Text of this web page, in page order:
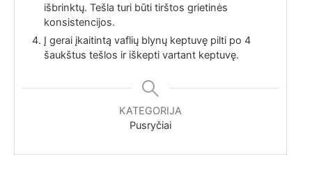
išbrinktų. Tešla turi būti tirštos grietinės
konsistencijos.
Į gerai įkaitintą vaflių blynų keptuvę pilti po 4
šaukštus tešlos ir iškepti vartant keptuvę.
KATEGORIJA
Pusryčiai